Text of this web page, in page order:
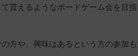
貰えるようなボードゲーム会を目
方や、興味はあるという方の参加